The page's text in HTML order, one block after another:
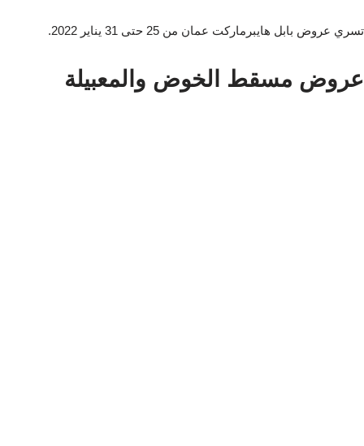
تسري عروض بابل هايبرماركت عمان من 25 حتى 31 يناير 2022.
عروض مسقط الخوض والمعبيلة